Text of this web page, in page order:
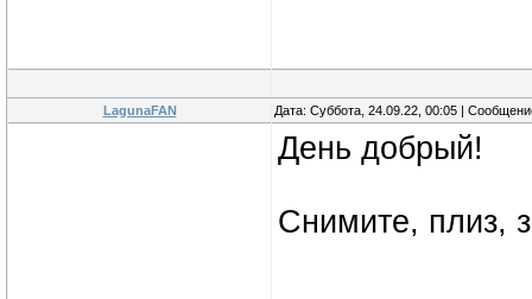
LagunaFAN Дата: Суббота, 24.09.22, 00:05 |
День добрый!
Снимите, плиз,